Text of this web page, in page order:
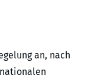
an, nach